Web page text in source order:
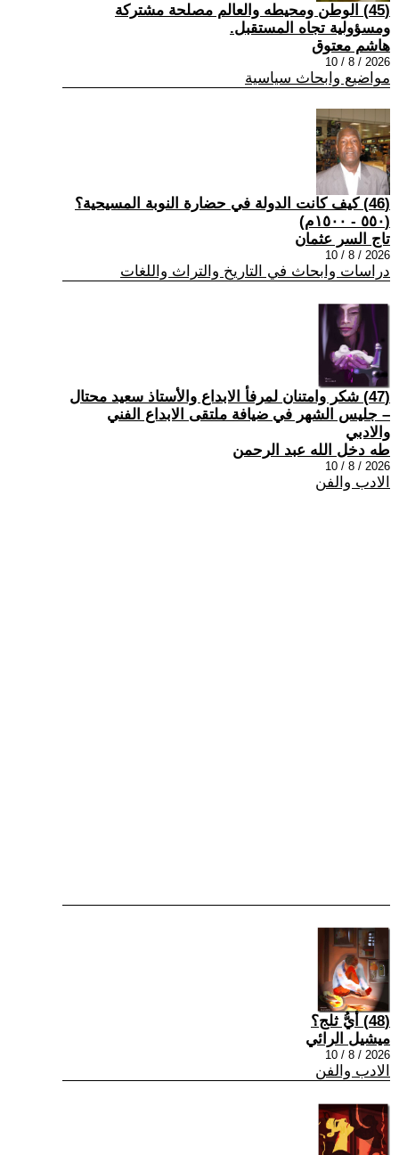
(45) الوطن ومحيطه والعالم مصلحة مشتركة
ومسؤولية تجاه المستقبل.
هاشم معتوق
2026 / 8 / 10
مواضيع وابحاث سياسية
(46) كيف كانت الدولة في حضارة النوبة المسيحية؟
(٥٥٠ - ١٥٠٠م)
تاج السر عثمان
2026 / 8 / 10
دراسات وابحاث في التاريخ والتراث واللغات
(47) شكر وامتنان لمرفأ الابداع والأستاذ سعيد محتال
– جليس الشهر في ضيافة ملتقى الابداع الفني
والادبي
طه دخل الله عبد الرحمن
2026 / 8 / 10
الادب والفن
(48) أيُّ ثلج؟
ميشيل الرائي
2026 / 8 / 10
الادب والفن